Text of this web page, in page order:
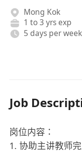
Mong Kok
1 to 3 yrs exp
5 days per week
Job
岗位内容：
1. 协助主讲教师